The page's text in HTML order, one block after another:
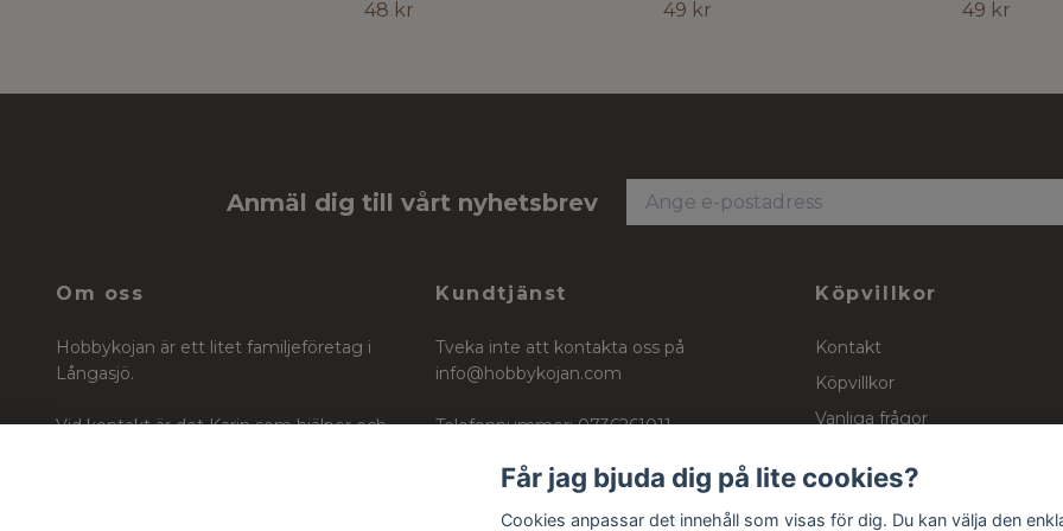
48 kr
49 kr
49 kr
Anmäl dig till vårt nyhetsbrev
Om oss
Hobbykojan är ett litet familjeföretag i
Långasjö.
Vid kontakt är det Karin som hjälper och
Kundtjänst
Tveka inte att kontakta oss på
info@hobbykojan.com
Telefonnummer: 0736261011
Köpvillkor
Kontakt
Köpvillkor
Vanliga frågor
Får jag bjuda dig på lite cookies?
Cookies anpassar det innehåll som visas för dig. Du kan välja den